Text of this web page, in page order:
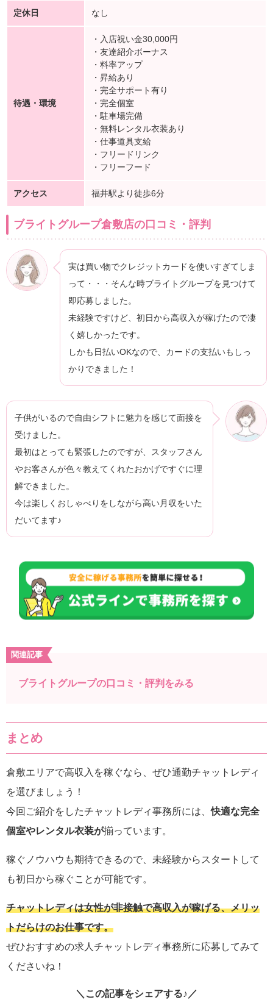
定休日 なし
待遇・環境
・入店祝い金30,000円
・友達紹介ボーナス
・料率アップ
・昇給あり
・完全サポート有り
・完全個室
・駐車場完備
・無料レンタル衣装あり
・仕事道具支給
・フリードリンク
・フリーフード
アクセス 福井駅より徒歩6分
ブライトグループ倉敷店の口コミ・評判
実は買い物でクレジットカードを使いすぎてしま
って・・・そんな時ブライトグループを見つけて
即応募しました。
未経験ですけど、初日から高収入が稼げたので凄
く嬉しかったです。
しかも日払いOKなので、カードの支払いもしっ
かりできました！
子供がいるので自由シフトに魅力を感じて面接を
受けました。
最初はとっても緊張したのですが、スタッフさん
やお客さんが色々教えてくれたおかげですぐに理
解できました。
今は楽しくおしゃべりをしながら高い月収をいた
だいてます♪
関連記事
ブライトグループの口コミ・評判をみる
まとめ
倉敷エリアで高収入を稼ぐなら、ぜひ通勤チャットレディ
を選びましょう！
今回ご紹介をしたチャットレディ事務所には、快適な完全
個室やレンタル衣装が揃っています。
稼ぐノウハウも期待できるので、未経験からスタートして
も初日から稼ぐことが可能です。
チャットレディは女性が非接触で高収入が稼げる、メリッ
トだらけのお仕事です。
ぜひおすすめの求人チャットレディ事務所に応募してみて
くださいね！
＼この記事をシェアする♪／